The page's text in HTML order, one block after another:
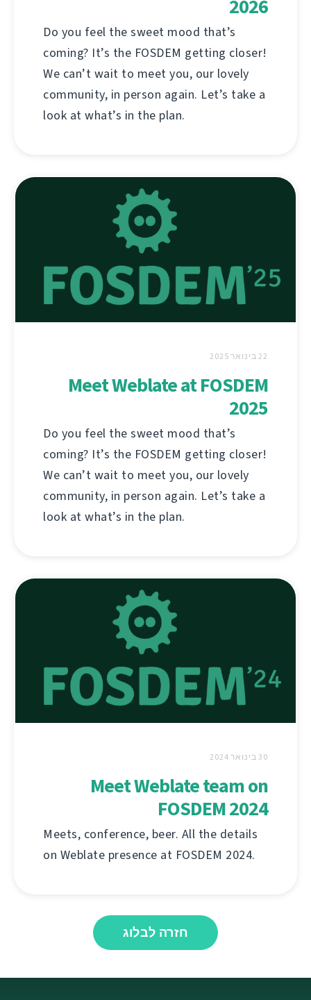
2026
Do you feel the sweet mood that’s
coming? It’s the FOSDEM getting closer!
We can’t wait to meet you, our lovely
community, in person again. Let’s take a
look at what’s in the plan.
22 בינואר 2025
Meet Weblate at FOSDEM
2025
Do you feel the sweet mood that’s
coming? It’s the FOSDEM getting closer!
We can’t wait to meet you, our lovely
community, in person again. Let’s take a
look at what’s in the plan.
30 בינואר 2024
Meet Weblate team on
FOSDEM 2024
Meets, conference, beer. All the details
on Weblate presence at FOSDEM 2024.
חזרה לבלוג